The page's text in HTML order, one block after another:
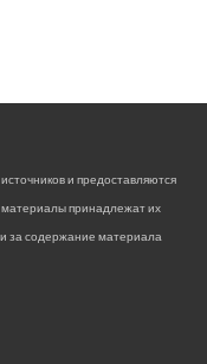
и предоставляются
материалы принадлежат их
за содержание материала